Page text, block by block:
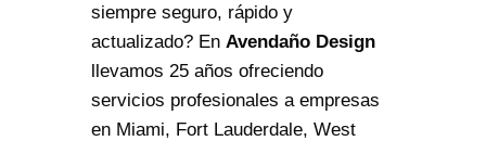
siempre seguro, rápido y
actualizado? En Avendaño Design
llevamos 25 años ofreciendo
servicios profesionales a empresas
en Miami, Fort Lauderdale, West